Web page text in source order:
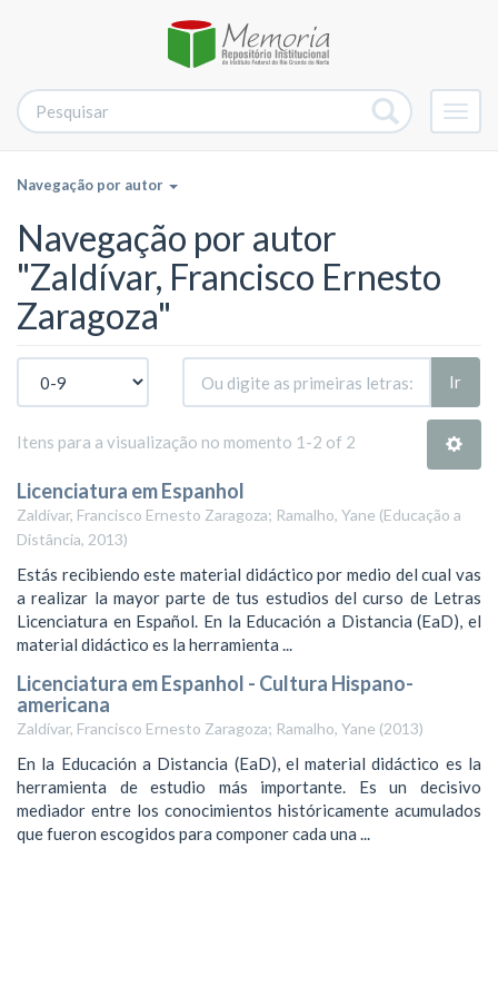
Navegação por autor
Navegação por autor
"Zaldívar, Francisco Ernesto
Zaragoza"
Ir
Itens para a visualização no momento 1-2 of 2
Licenciatura em Espanhol
Zaldívar, Francisco Ernesto Zaragoza; Ramalho, Yane (Educação a
Distância, 2013)
Estás recibiendo este material didáctico por medio del cual vas
a realizar la mayor parte de tus estudios del curso de Letras
Licenciatura en Español. En la Educación a Distancia (EaD), el
material didáctico es la herramienta ...
Licenciatura em Espanhol - Cultura Hispano-
americana
Zaldívar, Francisco Ernesto Zaragoza; Ramalho, Yane (2013)
En la Educación a Distancia (EaD), el material didáctico es la
herramienta de estudio más importante. Es un decisivo
mediador entre los conocimientos históricamente acumulados
que fueron escogidos para componer cada una ...